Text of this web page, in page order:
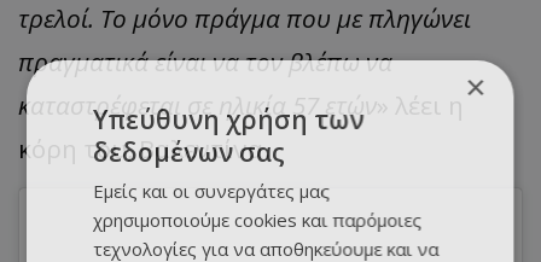
τρελοί. Το μόνο πράγμα που με πληγώνει
πραγματικά είναι να τον βλέπω να
καταστρέφεται σε ηλικία 57 ετών» λέει η
κόρη του, Βαλεντίνα.
×
Υπεύθυνη χρήση των
δεδομένων σας
Εμείς και οι συνεργάτες μας
χρησιμοποιούμε cookies και παρόμοιες
τεχνολογίες για να αποθηκεύουμε και να